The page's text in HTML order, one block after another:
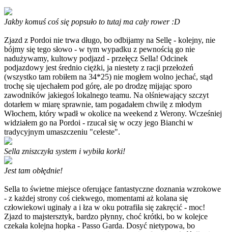
Jakby komuś coś się popsuło to tutaj ma cały rower :D
Zjazd z Pordoi nie trwa długo, bo odbijamy na Sellę - kolejny, nie
bójmy się tego słowo - w tym wypadku z pewnością go nie
nadużywamy, kultowy podjazd - przełęcz Sella! Odcinek
podjazdowy jest średnio ciężki, ja niestety z racji przełożeń
(wszystko tam robiłem na 34*25) nie mogłem wolno jechać, stąd
trochę się ujechałem pod górę, ale po drodzę mijając sporo
zawodników jakiegoś lokalnego teamu. Na olśniewający szczyt
dotarłem w miarę sprawnie, tam pogadałem chwilę z młodym
Włochem, który wpadł w okolice na weekend z Werony. Wcześniej
widziałem go na Pordoi - rzucał się w oczy jego Bianchi w
tradycyjnym umaszczeniu "celeste".
Sella zniszczyła system i wybiła korki!
Jest tam obłędnie!
Sella to świetne miejsce oferujące fantastyczne doznania wzrokowe
- z każdej strony coś ciekwego, momentami aż kolana się
człowiekowi uginały a i łza w oku potrafiła się zakręcić - moc!
Zjazd to majstersztyk, bardzo płynny, choć krótki, bo w kolejce
czekała kolejna hopka - Passo Garda. Dosyć nietypowa, bo